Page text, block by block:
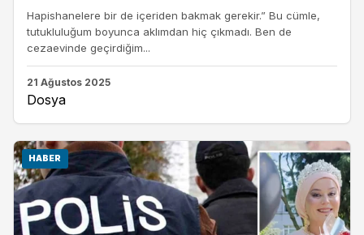
Hapishanelere bir de içeriden bakmak gerekir.” Bu cümle,
tutukluluğum boyunca aklımdan hiç çıkmadı. Ben de
cezaevinde geçirdiğim...
21 Ağustos 2025
Dosya
HABER